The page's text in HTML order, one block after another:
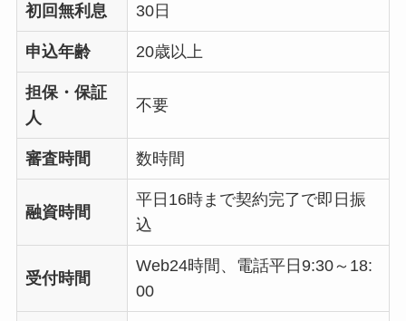
初回無利息 30日
申込年齢 20歳以上
担保・保証
人
不要
審査時間 数時間
融資時間
平日16時まで契約完了で即日振
込
受付時間
Web24時間、電話平日9:30～18:
00